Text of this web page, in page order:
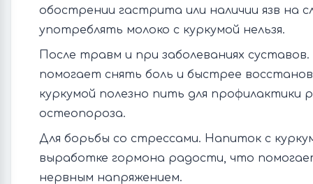
обострении гастрита или наличии язв на
употреблять молоко с куркумой нельзя.
После травм и при заболеваниях
помогает снять боль и быстрее
куркумой полезно пить для профилактики
остеопороза.
Для борьбы со стрессами. Напиток с
выработке гормона радости, что
нервным напряжением.